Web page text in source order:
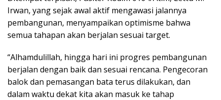
Irwan, yang sejak awal aktif mengawasi jalannya
pembangunan, menyampaikan optimisme bahwa
semua tahapan akan berjalan sesuai target.
“Alhamdulillah, hingga hari ini progres pembangunan
berjalan dengan baik dan sesuai rencana. Pengecoran
balok dan pemasangan bata terus dilakukan, dan
dalam waktu dekat kita akan masuk ke tahap